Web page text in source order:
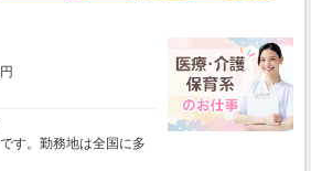
す。勤務地は全国に多